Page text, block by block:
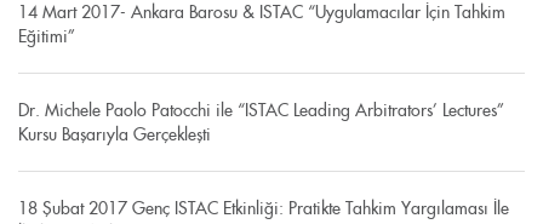
14 Mart 2017- Ankara Barosu & ISTAC “Uygulamacılar İçin Tahkim
Eğitimi”
Dr. Michele Paolo Patocchi ile “ISTAC Leading Arbitrators’ Lectures”
Kursu Başarıyla Gerçekleşti
18 Şubat 2017 Genç ISTAC Etkinliği: Pratikte Tahkim Yargılaması İle